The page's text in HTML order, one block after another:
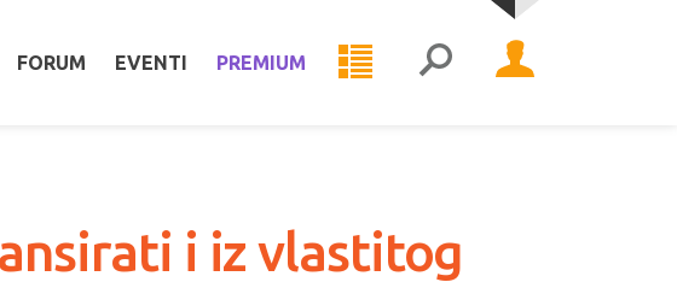
FORUM EVENTI PREMIUM
i iz vlastitog